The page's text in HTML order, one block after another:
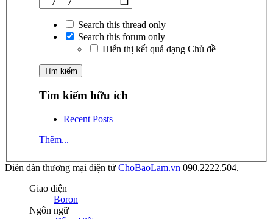
Search this thread only
Search this forum only
Hiển thị kết quả dạng Chủ đề
Tìm kiếm hữu ích
Recent Posts
Thêm...
Diên đàn thương mại điện tử ChoBaoLam.vn 090.2222.504.
Giao diện
Boron
Ngôn ngữ